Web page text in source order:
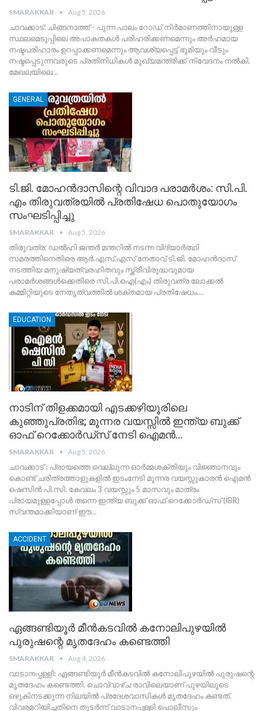
SMARAKKAR Aug 5, 2026
ചാവക്കാട്: ചിങ്ങനാത്ത് - പുന്ന പാലം റോഡ് നിർമാണത്തിനായുള്ള
സ്ഥലമെടുപ്പിലെ അപാകതകൾ പരിഹരിക്കണമെന്നും അർഹമായ
നഷ്ടപരിഹാരം ഉറപ്പാക്കണമെന്നും ആവശ്യപ്പെട്ട് ഭൂമിയും വീടും
നഷ്ടപ്പെടുന്നവരുടെ പ്രതിനിധികൾ മുഖ്യമന്ത്രിക്ക് നിവേദനം നൽകി.
മേഖലയിലെ…
GENERAL
ടി.ജി. മോഹൻദാസിന്റെ വിവാദ പരാമർശം: സി.പി.
എം തിരുവത്രയിൽ പ്രതിഷേധ പൊതുയോഗം
സംഘടിപ്പിച്ചു
SMARAKKAR Aug 5, 2026
തിരുവത്ര: ഡൽഹി ജന്തർ മന്തറിൽ നടന്ന വിദ്യാർത്ഥി
സമരത്തിനെതിരെ ആർ.എസ്.എസ് നേതാവ് ടി.ജി. മോഹൻദാസ്
നടത്തിയ മനുഷ്യത്വരഹിതവും സ്ത്രീവിരുദ്ധവുമായ
പരാമർശങ്ങൾക്കെതിരെ സി.പി.ഐ(എം) തിരുവത്ര ലോക്കൽ
കമ്മിറ്റിയുടെ നേതൃത്വത്തിൽ ശക്തമായ പ്രതിഷേധം.…
EDUCATION
നാടിന് തിളക്കമായി എടക്കഴിയൂരിലെ
കുഞ്ഞുപ്രതിഭ; മൂന്നര വയസ്സിൽ ഇന്ത്യ ബുക്ക്
ഓഫ് റെക്കോർഡ്സ് നേടി ഐമൻ…
SMARAKKAR Aug 5, 2026
​ചാവക്കാട് : പ്രായത്തെ വെല്ലുന്ന ഓർമ്മശക്തിയും വിജ്ഞാനവും
കൊണ്ട് ചരിത്രത്താളുകളിൽ ഇടംനേടി മൂന്നര വയസ്സുകാരൻ ഐമൻ
ഷെസിൻ പി.സി. കേവലം 3 വയസ്സും 5 മാസവും മാത്രം
പ്രായമുള്ളപ്പോൾ തന്നെ ഇന്ത്യ ബുക്ക് ഓഫ് റെക്കോർഡ്സ് (IBR)
സ്വന്തമാക്കിയാണ് ഈ…
ACCIDENT
ഏങ്ങണ്ടിയൂർ മീൻകടവിൽ കനോലിപുഴയിൽ
പുരുഷന്റെ മൃതദേഹം കണ്ടെത്തി
SMARAKKAR Aug 4, 2026
​വാടാനപ്പള്ളി: ഏങ്ങണ്ടിയൂർ മീൻകടവിൽ കനോലിപുഴയിൽ പുരുഷന്റെ
മൃതദേഹം കണ്ടെത്തി. ചൊവ്വാഴ്ച രാവിലെയാണ് പുഴയിലൂടെ
ഒഴുകിനടക്കുന്ന നിലയിൽ പ്രദേശവാസികൾ മൃതദേഹം കണ്ടത്.
വിവരമറിയിച്ചതിനെ തുടർന്ന് വാടാനപ്പള്ളി പൊലീസും